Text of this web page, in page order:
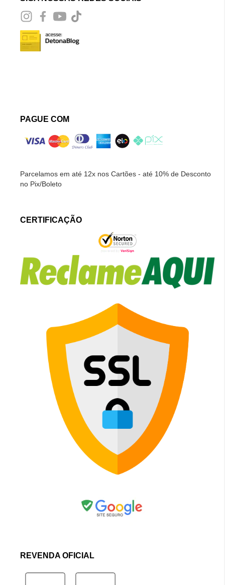
PAGUE COM
Parcelamos em até 12x nos Cartões - até 10% de Desconto
no Pix/Boleto
CERTIFICAÇÃO
REVENDA OFICIAL